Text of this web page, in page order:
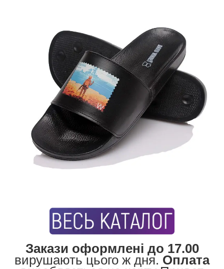
Закази оформлені до 17.00
вирушають цього ж дня. Оплата